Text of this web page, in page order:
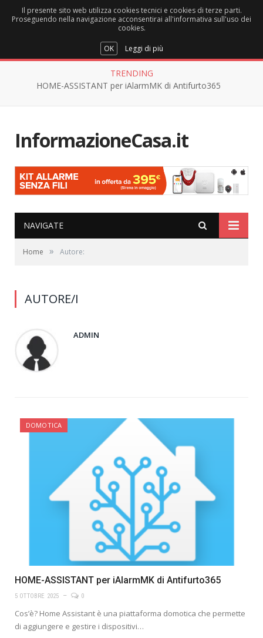
Il presente sito web utilizza cookies tecnici e cookies di terze parti.
Proseguendo nella navigazione acconsentirai all'informativa sull'uso dei
cookies.
OK Leggi di più
TRENDING
HOME-ASSISTANT per iAlarmMK di Antifurto365
InformazioneCasa.it
NAVIGATE
Home » Autore:
AUTORE/I
ADMIN
DOMOTICA
HOME-ASSISTANT per iAlarmMK di Antifurto365
5 OTTOBRE 2025 0
Cos’è? Home Assistant è una piattaforma domotica che permette
di aggiungere e gestire i dispositivi…